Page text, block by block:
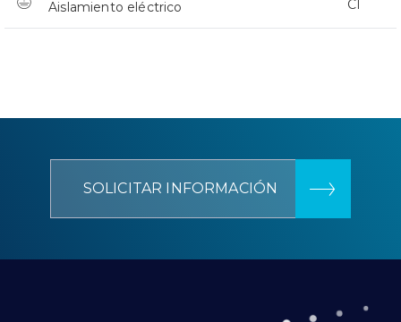
Aislamiento eléctrico CI
SOLICITAR INFORMACIÓN